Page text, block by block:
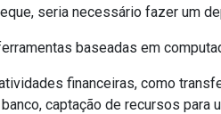
seria necessário fazer um
baseadas em
financeiras, como
captação de recursos para